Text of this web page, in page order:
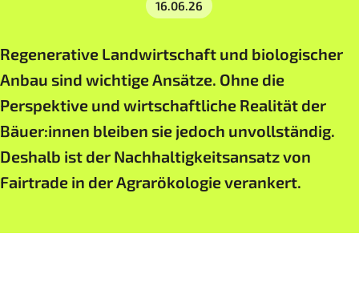
16.06.26
Regenerative Landwirtschaft und biologischer
Anbau sind wichtige Ansätze. Ohne die
Perspektive und wirtschaftliche Realität der
Bäuer:innen bleiben sie jedoch unvollständig.
Deshalb ist der Nachhaltigkeitsansatz von
Fairtrade in der Agrarökologie verankert.